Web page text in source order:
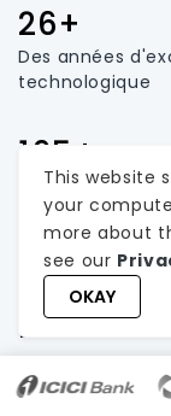
26+
Des années
technologique
165+
Taille de l'équipe
Entrer
This website
your
more about
see our
OKAY